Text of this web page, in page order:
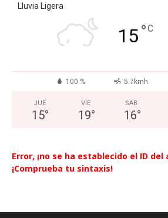
Lluvia Ligera
15°C
100 % 5.7kmh
JUE
15°
VIE
19°
SAB
16°
Error, ¡no se ha establecido el ID del
¡Comprueba tu sintaxis!